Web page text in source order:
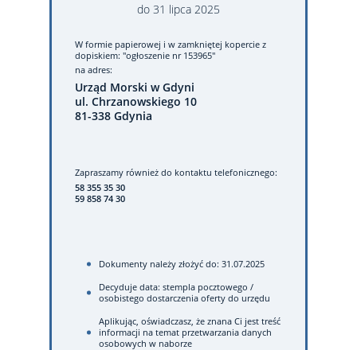
do 31 lipca 2025
W formie papierowej i w zamkniętej kopercie z
dopiskiem: "ogłoszenie nr 153965"
na adres:
Urząd Morski w Gdyni
ul. Chrzanowskiego 10
81-338 Gdynia
Zapraszamy również do kontaktu telefonicznego:
58 355 35 30
59 858 74 30
Dokumenty należy złożyć do: 31.07.2025
Decyduje data: stempla pocztowego /
osobistego dostarczenia oferty do urzędu
Aplikując, oświadczasz, że znana Ci jest treść
informacji na temat przetwarzania danych
osobowych w naborze